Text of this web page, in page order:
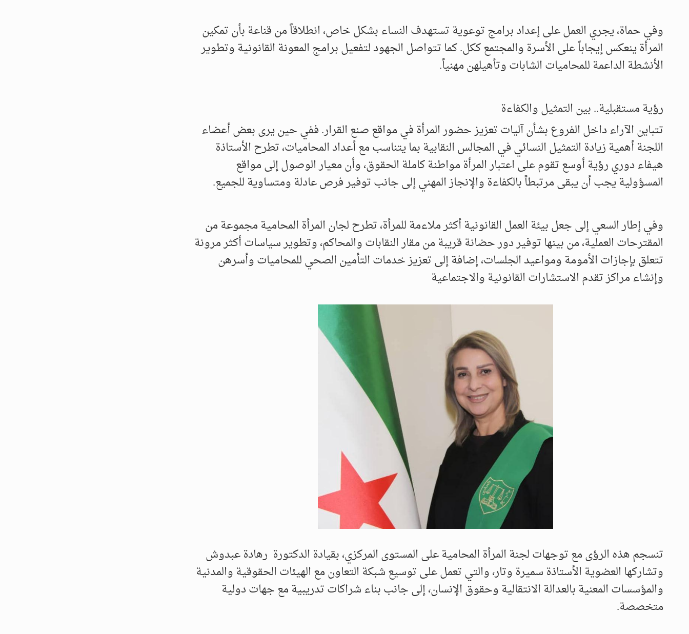
وفي حماة، يجري العمل على إعداد برامج توعوية تستهدف النساء بشكل خاص، انطلاقاً من قناعة بأن تمكين
المرأة ينعكس إيجاباً على الأسرة والمجتمع ككل. كما تتواصل الجهود لتفعيل برامج المعونة القانونية وتطوير
الأنشطة الداعمة للمحاميات الشابات وتأهيلهن مهنياً.
رؤية مستقبلية.. بين التمثيل والكفاءة
تتباين الآراء داخل الفروع بشأن آليات تعزيز حضور المرأة في مواقع صنع القرار. ففي حين يرى بعض أعضاء
اللجنة أهمية زيادة التمثيل النسائي في المجالس النقابية بما يتناسب مع أعداد المحاميات، تطرح الأستاذة
هيفاء دوري رؤية أوسع تقوم على اعتبار المرأة مواطنة كاملة الحقوق، وأن معيار الوصول إلى مواقع
المسؤولية يجب أن يبقى مرتبطاً بالكفاءة والإنجاز المهني إلى جانب توفير فرص عادلة ومتساوية للجميع.
وفي إطار السعي إلى جعل بيئة العمل القانونية أكثر ملاءمة للمرأة، تطرح لجان المرأة المحامية مجموعة من
المقترحات العملية، من بينها توفير دور حضانة قريبة من مقار النقابات والمحاكم، وتطوير سياسات أكثر مرونة
تتعلق بإجازات الأمومة ومواعيد الجلسات، إضافة إلى تعزيز خدمات التأمين الصحي للمحاميات وأسرهن
وإنشاء مراكز تقدم الاستشارات القانونية والاجتماعية
تنسجم هذه الرؤى مع توجهات لجنة المرأة المحامية على المستوى المركزي، بقيادة الدكتورة رهادة عبدوش
وتشاركها العضوية الأستاذة سميرة وتار، والتي تعمل على توسيع شبكة التعاون مع الهيئات الحقوقية والمدنية
والمؤسسات المعنية بالعدالة الانتقالية وحقوق الإنسان، إلى جانب بناء شراكات تدريبية مع جهات دولية
متخصصة.